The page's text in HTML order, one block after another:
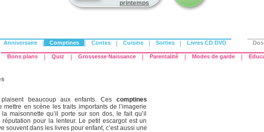
printemps
Anniversaire Comptines Contes Cuisine Sorties Livres CD DVD
Bons plans Quiz Grossesse Naissance Parentalité Modes de garde
plaisent beaucoup aux enfants. Ces comptines
mettre en scène les traits importants de l’imagerie
maisonnette qu’il porte sur son dos, le fait qu’il
pour la lenteur. Le petit escargot est un
souvent dans les livres pour enfant, c’est aussi une